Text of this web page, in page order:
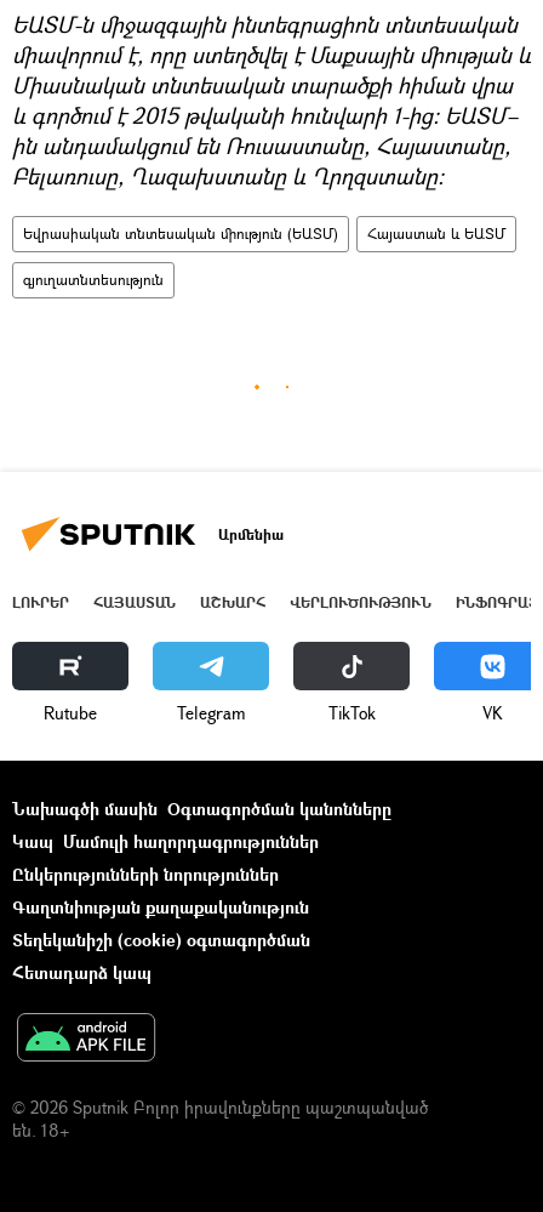
ԵԱՏՄ-ն միջազգային ինտեգրացիոն տնտեսական
միավորում է, որը ստեղծվել է Մաքսային միության և
Միասնական տնտեսական տարածքի հիման վրա
և գործում է 2015 թվականի հունվարի 1-ից: ԵԱՏՄ–
ին անդամակցում են Ռուսաստանը, Հայաստանը,
Բելառուսը, Ղազախստանը և Ղրղզստանը։
Եվրասիական տնտեսական միություն (ԵԱՏՄ) Հայաստան և ԵԱՏՄ
գյուղատնտեսություն
Արմենիա
ԼՈՒՐԵՐ ՀԱՅԱՍՏԱՆ ԱՇԽԱՐՀ ՎԵՐԼՈՒԾՈՒԹՅՈՒՆ
Rutube Telegram ТikТоk VK
Նախագծի մասին Օգտագործման կանոնները
Կապ Մամուլի հաղորդագրություններ
Ընկերությունների նորություններ
Գաղտնիության քաղաքականություն
Տեղեկանիշի (cookie) օգտագործման
Հետադարձ կապ
© 2026 Sputnik Բոլոր իրավունքները պաշտպանված
են. 18+